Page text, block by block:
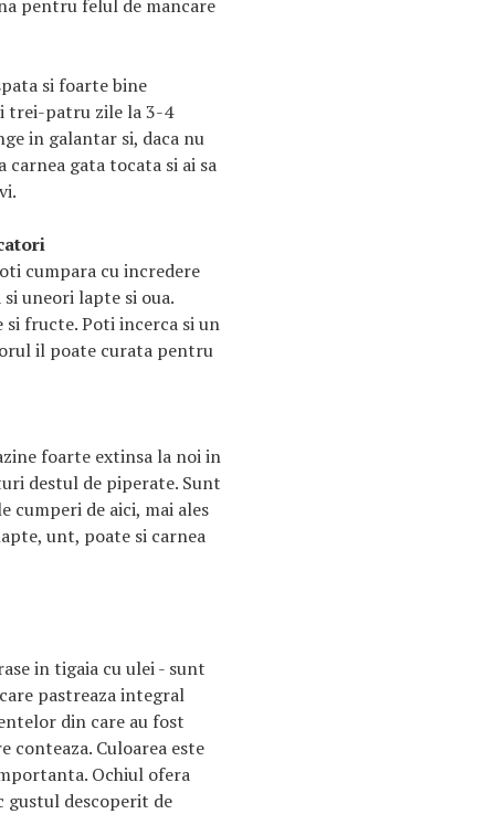
pentru felul de mancare
si foarte bine
trei-patru zile la 3-4
in galantar si, daca nu
carnea gata tocata si ai sa
cumpara cu incredere
uneori lapte si oua.
fructe. Poti incerca si un
il poate curata pentru
foarte extinsa la noi in
destul de piperate. Sunt
cumperi de aici, mai ales
unt, poate si carnea
in tigaia cu ulei - sunt
pastreaza integral
din care au fost
conteaza. Culoarea este
Ochiul ofera
gustul descoperit de